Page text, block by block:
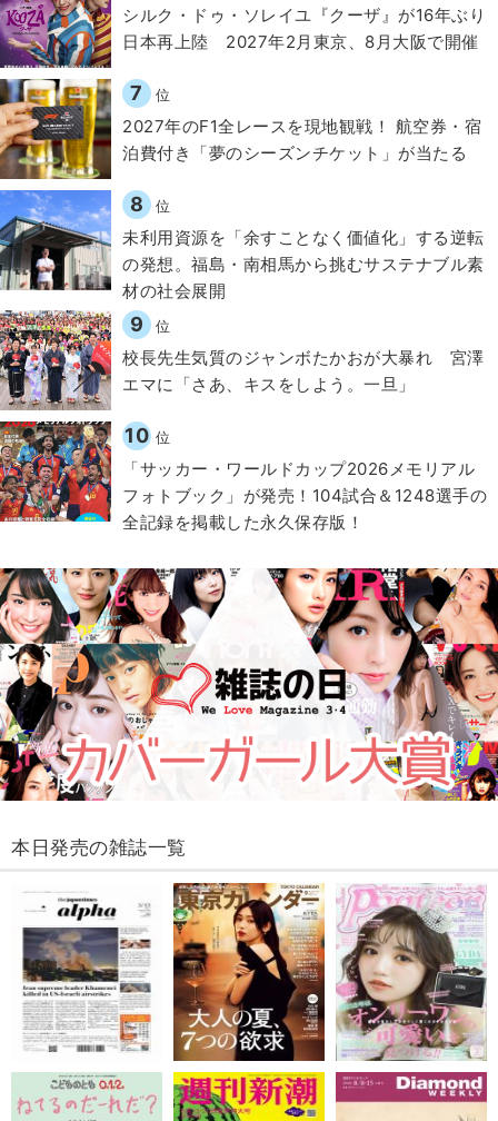
シルク・ドゥ・ソレイユ『クーザ』が16年ぶり
日本再上陸 2027年2月東京、8月大阪で開催
7 位
2027年のF1全レースを現地観戦！ 航空券・宿
泊費付き「夢のシーズンチケット」が当たる
8 位
​​未利用資源を「余すことなく価値化」する逆転
の発想。福島・南相馬から挑むサステナブル素
材の社会展開​
9 位
校長先生気質のジャンボたかおが大暴れ 宮澤
エマに「さあ、キスをしよう。一旦」
10 位
「サッカー・ワールドカップ2026メモリアル
フォトブック」が発売！104試合＆1248選手の
全記録を掲載した永久保存版！
本日発売の雑誌一覧